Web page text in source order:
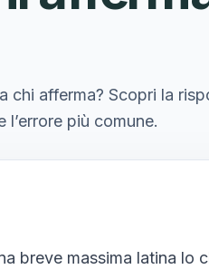
chi afferma? Scopri la
più comune.
breve massima latina lo